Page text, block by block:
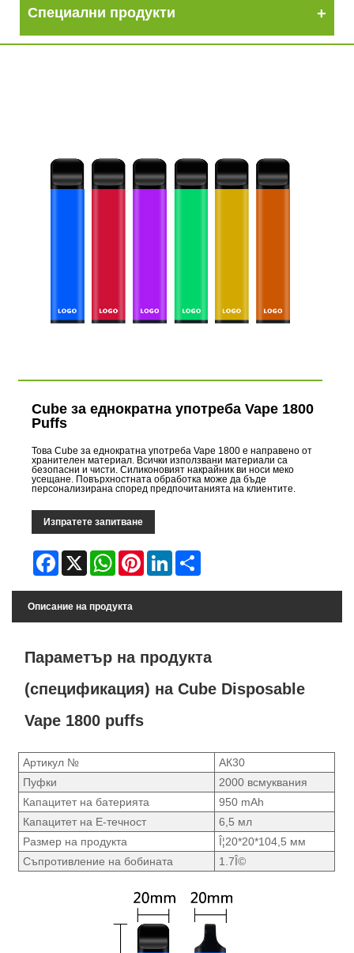
Специални продукти
Cube за еднократна употреба Vape 1800
Puffs
Това Cube за еднократна употреба Vape 1800 е направено от
хранителен материал. Всички използвани материали са
безопасни и чисти. Силиконовият накрайник ви носи меко
усещане. Повърхностната обработка може да бъде
персонализирана според предпочитанията на клиентите.
Изпратете запитване
Facebook WhatsAppPinterestLinkedIn
Описание на продукта
Параметър на продукта
(спецификация) на Cube Disposable
Vape 1800 puffs
Артикул №
АК30
Пуфки
2000 всмуквания
Капацитет на батерията
950 mAh
Капацитет на Е-течност
6,5 мл
Размер на продукта
Î¦20*20*104,5 мм
Съпротивление на бобината
1.7Î©